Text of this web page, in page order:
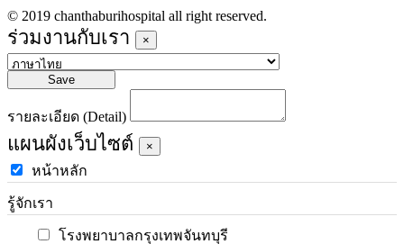
© 2019 chanthaburihospital all right reserved.
ร่วมงานกับเรา ×
Save
รายละเอียด (Detail)
แผนผังเว็บไซต์ ×
หน้าหลัก
รู้จักเรา
โรงพยาบาลกรุงเทพจันทบุรี